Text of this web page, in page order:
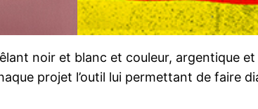
noir et blanc et couleur, argentique
projet l’outil lui permettant de faire